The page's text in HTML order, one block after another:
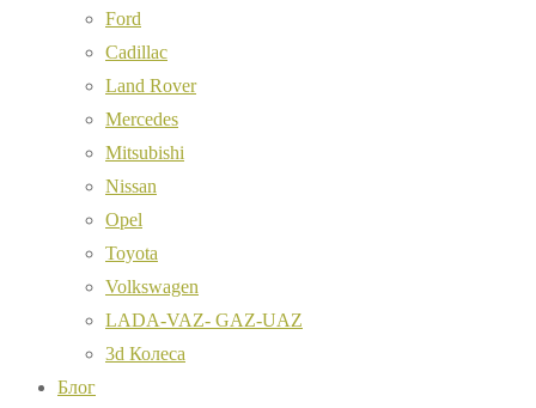
Ford
Cadillac
Land Rover
Mercedes
Mitsubishi
Nissan
Opel
Toyota
Volkswagen
LADA-VAZ- GAZ-UAZ
3d Колеса
Блог